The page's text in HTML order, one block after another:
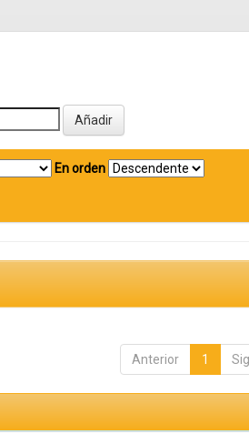
En orden
Anterior 1